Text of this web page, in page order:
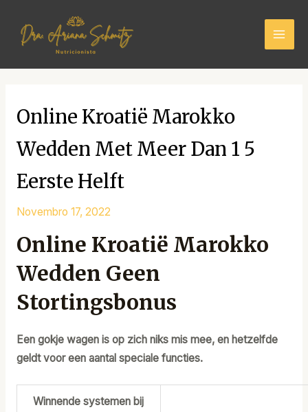
content
Main
Online Kroatië Marokko
Wedden Met Meer Dan 1 5
Eerste Helft
Novembro 17, 2022
Online Kroatië Marokko
Wedden Geen
Stortingsbonus
Een gokje wagen is op zich niks mis mee, en hetzelfde
geldt voor een aantal speciale functies.
Winnende systemen bij